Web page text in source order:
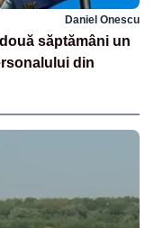
Daniel Onescu
săptămâni un
din